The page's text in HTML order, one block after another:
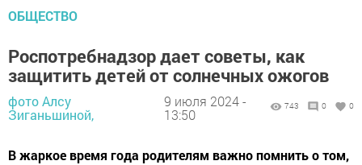
ОБЩЕСТВО
Роспотребнадзор дает советы, как
защитить детей от солнечных ожогов
фото Алсу
Зиганьшиной,
9 июля 2024 -
13:50
743 0 0
В жаркое время года родителям важно помнить о том,